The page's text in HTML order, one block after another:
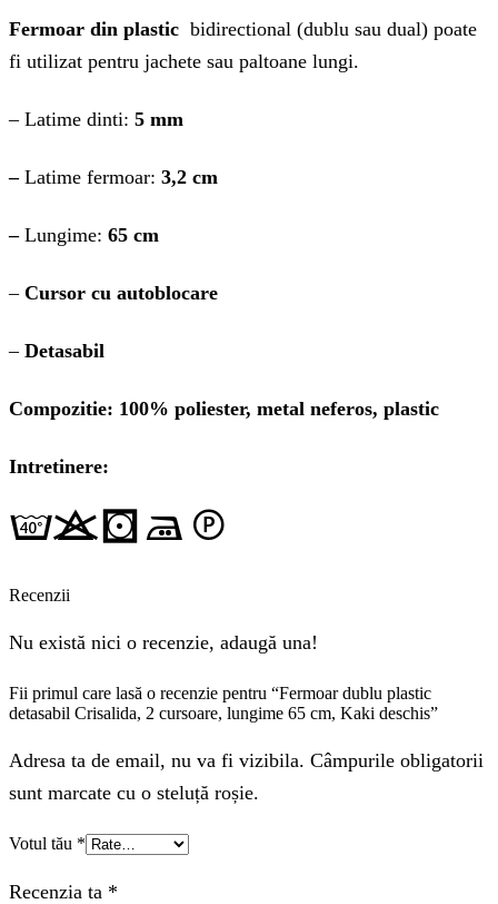
Fermoar din plastic bidirectional (dublu sau dual) poate
fi utilizat pentru jachete sau paltoane lungi.
– Latime dinti: 5 mm
– Latime fermoar: 3,2 cm
– Lungime: 65 cm
– Cursor cu autoblocare
– Detasabil
Compozitie: 100% poliester, metal neferos, plastic
Intretinere:
Recenzii
Nu există nici o recenzie, adaugă una!
Fii primul care lasă o recenzie pentru “Fermoar dublu plastic
detasabil Crisalida, 2 cursoare, lungime 65 cm, Kaki deschis”
Adresa ta de email, nu va fi vizibila. Câmpurile obligatorii
sunt marcate cu o steluță roșie.
Votul tău *
Recenzia ta *